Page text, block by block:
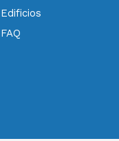
Edificios
FAQ